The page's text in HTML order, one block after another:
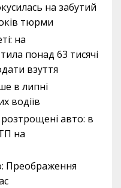
на забутий
тюрми
на
понад 63 тисячі
взуття
в липні
водіїв
авто: в
на
Преображення